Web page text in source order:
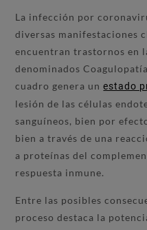
La infección por
diversas manifestaciones
encuentran trastornos en
denominados
cuadro genera unestado
lesión de las células
sanguíneos, bien por
bien a través de una
a proteínas del
respuesta inmune.
Entre las posibles
proceso destaca la